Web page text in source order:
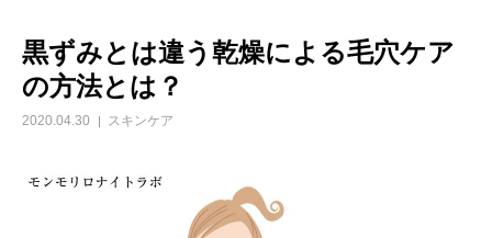
黒ずみとは違う乾燥による毛穴ケア
の方法とは？
2020.04.30 スキンケア
プロダクト
モンモリロナイトラボ
お知らせ